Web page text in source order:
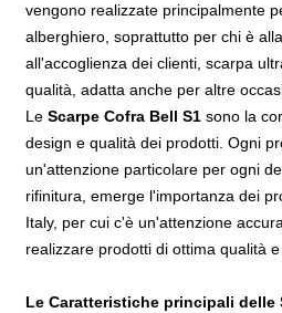
vengono realizzate principalmente
alberghiero, soprattutto per chi è
all'accoglienza dei clienti, scarpa
qualità, adatta anche per altre
Le Scarpe Cofra Bell S1sono la
design e qualità dei prodotti. Ogni
un'attenzione particolare per ogni
rifinitura, emerge l'importanza dei
Italy, per cui c'è un'attenzione
realizzare prodotti di ottima qualità
Le Caratteristiche principali delle